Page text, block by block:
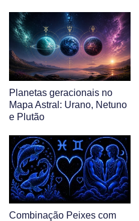
Planetas geracionais no
Mapa Astral: Urano, Netuno
e Plutão
Combinação Peixes com